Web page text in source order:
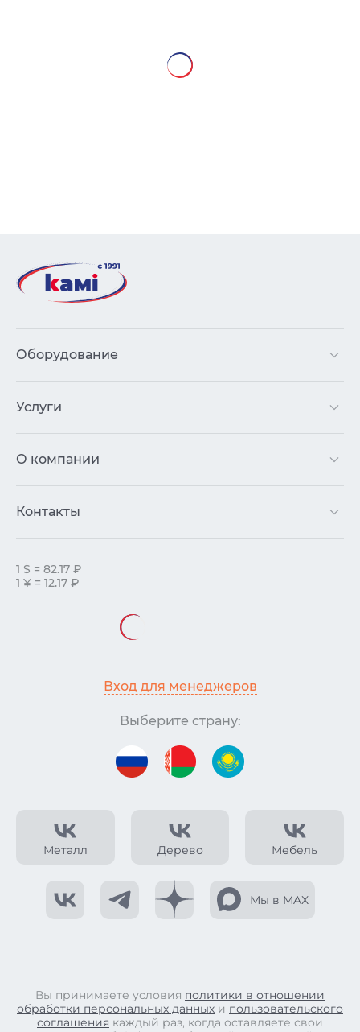
Металл Дерево Мебель
Мы в MAX
Оборудование
Услуги
О компании
Контакты
1 $ = 82.17 ₽
1 ¥ = 12.17 ₽
Вход для менеджеров
Выберите страну:
Вы принимаете условия политики в отношении
обработки персональных данных и пользовательского
соглашения каждый раз, когда оставляете свои